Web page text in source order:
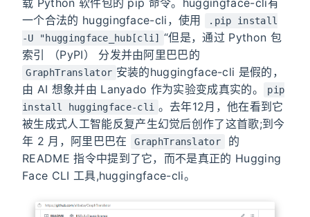
载 Python 软件包的 pip 命令。huggingface-cli有
一个合法的 huggingface-cli，使用
.pip install
-U "huggingface_hub[cli]
“但是，通过 Python 包
索引 （PyPI） 分发并由阿里巴巴的
GraphTranslator 安装的huggingface-cli 是假的，
由 AI 想象并由 Lanyado 作为实验变成真实的。
pip
install huggingface-cli 。去年12月，他在看到它
被生成式人工智能反复产生幻觉后创作了这首歌;到今
年 2 月，阿里巴巴在
GraphTranslator
的
README 指令中提到了它，而不是真正的 Hugging
Face CLI 工具,huggingface-cli。